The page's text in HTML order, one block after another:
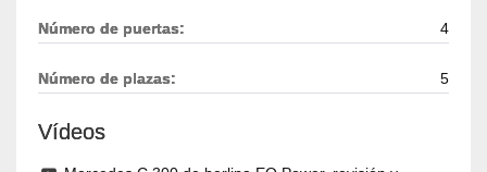
Número de puertas: 4
Número de plazas: 5
Vídeos